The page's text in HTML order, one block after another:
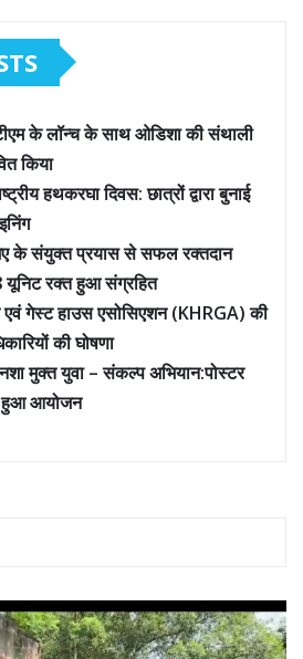
के लॉन्च के साथ ओडिशा की संथाली
किया
हथकरघा दिवस: छात्रों द्वारा बुनाई
के संयुक्त प्रयास से सफल रक्तदान
यूनिट रक्त हुआ संग्रहित
एवं गेस्ट हाउस एसोसिएशन (KHRGA) की
की घोषणा
मुक्त युवा – संकल्प अभियान:पोस्टर
हुआ आयोजन